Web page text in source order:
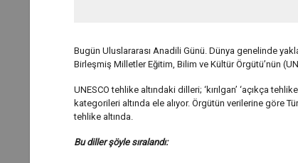
Bugün Uluslararası Anadili Günü. Dünya genelinde
Birleşmiş Milletler Eğitim, Bilim ve Kültür Örgütü’nün
UNESCO tehlike altındaki dilleri; ‘kırılgan’ ‘açıkça
kategorileri altında ele alıyor. Örgütün verilerine göre
tehlike altında.
Bu diller şöyle sıralandı: